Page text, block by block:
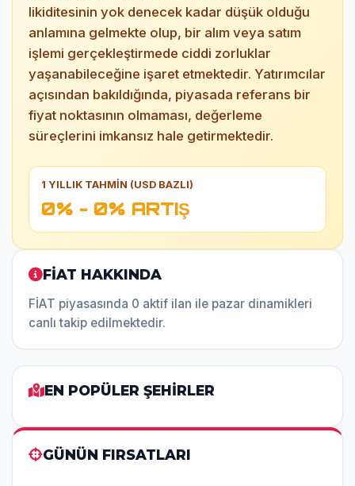
likiditesinin yok denecek kadar düşük olduğu
anlamına gelmekte olup, bir alım veya satım
işlemi gerçekleştirmede ciddi zorluklar
yaşanabileceğine işaret etmektedir. Yatırımcılar
açısından bakıldığında, piyasada referans bir
fiyat noktasının olmaması, değerleme
süreçlerini imkansız hale getirmektedir.
1 YILLIK TAHMİN (USD BAZLI)
0% - 0% ARTIŞ
FİAT HAKKINDA
FİAT piyasasında 0 aktif ilan ile pazar dinamikleri
canlı takip edilmektedir.
EN POPÜLER ŞEHİRLER
GÜNÜN FIRSATLARI